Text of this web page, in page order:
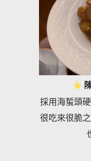
採用海蜇頭
很吃來很脆